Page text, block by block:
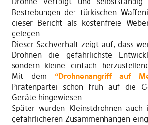
Bestrebungen der türkischen
dieser Bericht als kostenfreie
gelegen.
Dieser Sachverhalt zeigt auf, dass
Drohnen die gefährlichste
sondern kleine einfach
Mit dem “Drohnenangriff auf
Piratenpartei schon früh auf die
Geräte hingewiesen.
Später wurden Kleinstdrohnen
gefährlicheren Zusammenhängen